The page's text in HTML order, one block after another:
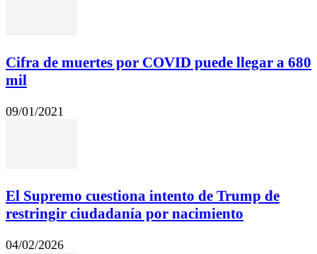
Cifra de muertes por COVID puede llegar a 680
mil
09/01/2021
El Supremo cuestiona intento de Trump de
restringir ciudadanía por nacimiento
04/02/2026